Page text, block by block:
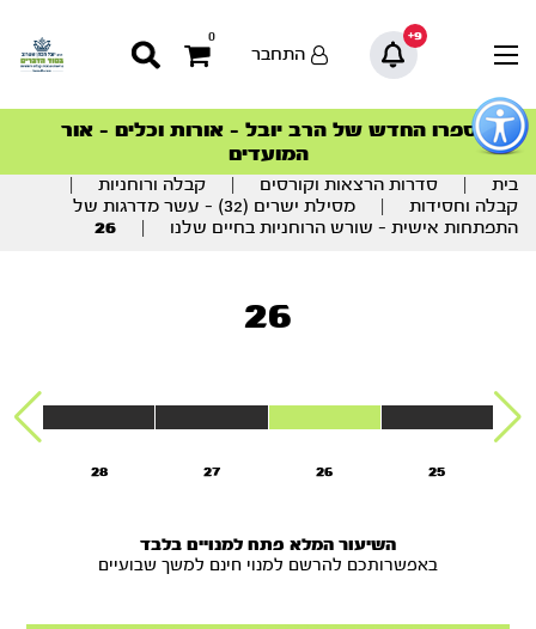
כפתור
לפתיחת
תפריט
9+
0
התחבר
סדרות הפודקאסטים
הסדרה המובילה החודש – דרך המלך
ספרו החדש של הרב יובל – אורות וכלים – אור
המועדים
הצטרפו למהפכת הבריאות הטבעית >
סדרות הפודקאסטים
הסדרה המובילה החודש – דרך המלך
תוכן
מרכזי
בית סדרות הרצאות וקורסים קבלה ורוחניות
קבלה וחסידות
מסילת ישרים (32) – עשר מדרגות של
התפתחות אישית – שורש הרוחניות בחיים שלנו
26
26
25
26
27
28
השיעור המלא פתח למנויים בלבד
באפשרותכם להרשם למנוי חינם למשך שבועיים